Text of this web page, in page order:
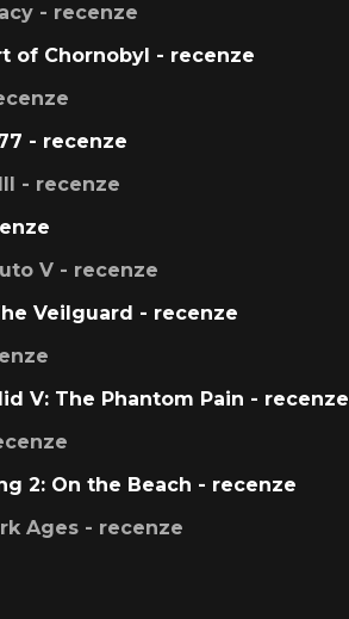
- recenze
of Chornobyl - recenze
- recenze
- recenze
V - recenze
Veilguard - recenze
V: The Phantom Pain - recenze
2: On the Beach - recenze
Ages - recenze